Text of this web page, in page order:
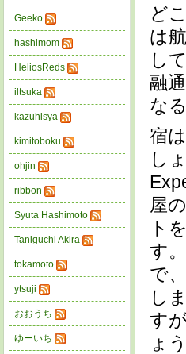
ど
は
し
融
な
宿
し
屋
ト
す
で
し
す
ょう
Geeko
hashimom
HeliosReds
iltsuka
kazuhisya
kimitoboku
ohjin
ribbon
Syuta Hashimoto
Taniguchi Akira
tokamoto
ytsuji
おおうち
ゆーいち